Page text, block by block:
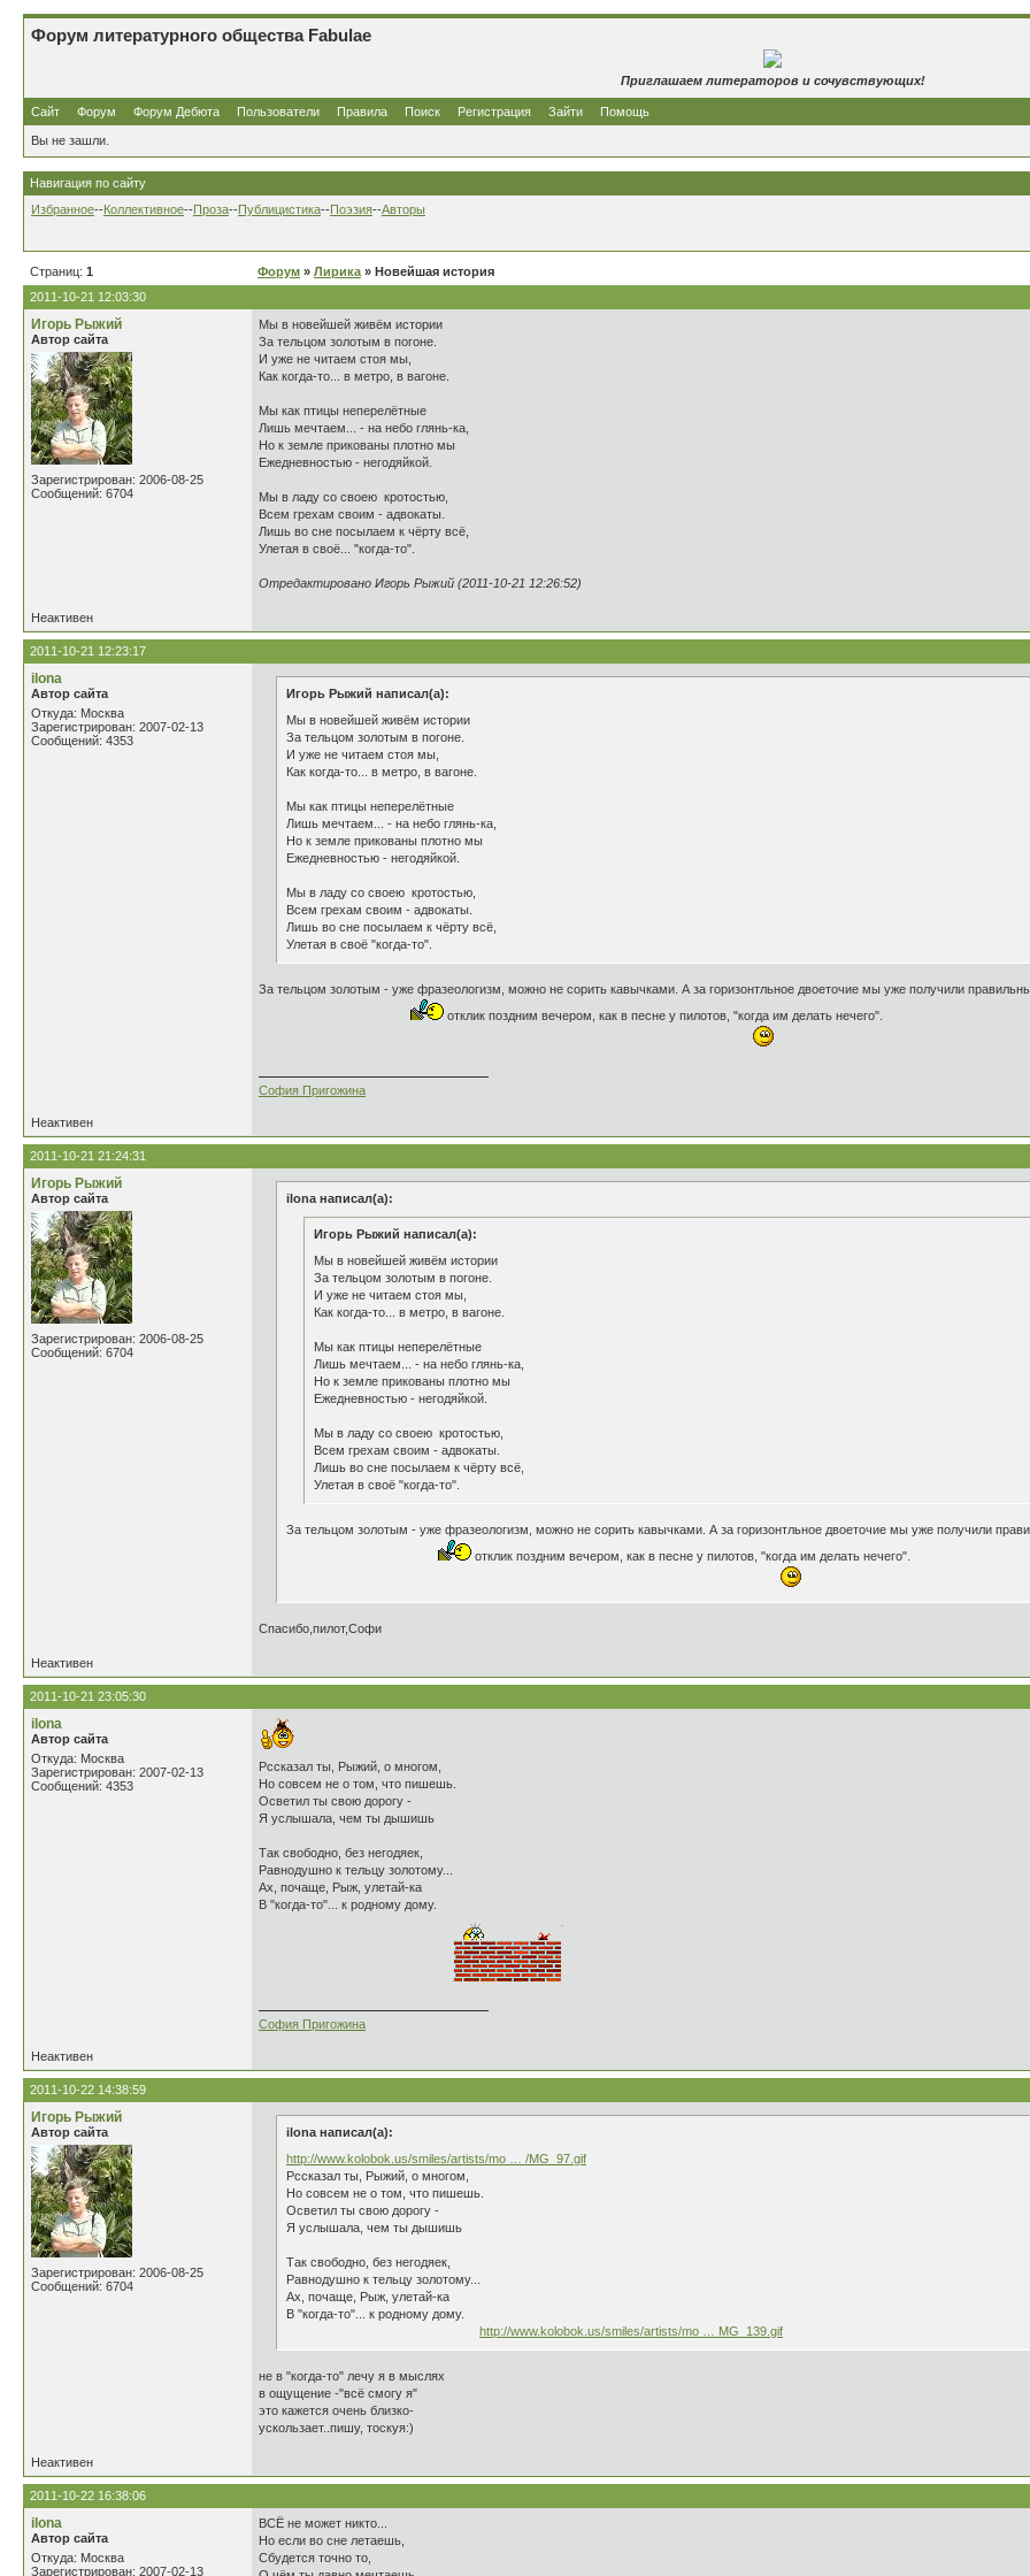
Форум литературного общества Fabulae
Приглашаем литераторов и сочувствующих!
Сайт Форум Форум Дебюта Пользователи Правила Поиск Регистрация Зайти Помощь
Вы не зашли.
Навигация по сайту
Избранное--Коллективное--Проза--Публицистика--Поэзия--Авторы
Страниц: 1 Форум » Лирика » Новейшая история
2011-10-21 12:03:30
Игорь Рыжий
Автор сайта
Зарегистрирован: 2006-08-25
Сообщений: 6704
Мы в новейшей живём истории
За тельцом золотым в погоне.
И уже не читаем стоя мы,
Как когда-то... в метро, в вагоне.
Мы как птицы неперелётные
Лишь мечтаем... - на небо глянь-ка,
Но к земле прикованы плотно мы
Ежедневностью - негодяйкой.
Мы в ладу со своею кротостью,
Всем грехам своим - адвокаты.
Лишь во сне посылаем к чёрту всё,
Улетая в своё... "когда-то".
Отредактировано Игорь Рыжий (2011-10-21 12:26:52)
Неактивен
2011-10-21 12:23:17
ilona
Автор сайта
Откуда: Москва
Зарегистрирован: 2007-02-13
Сообщений: 4353
Игорь Рыжий написал(а):
Мы в новейшей живём истории
За тельцом золотым в погоне.
И уже не читаем стоя мы,
Как когда-то... в метро, в вагоне.
Мы как птицы неперелётные
Лишь мечтаем... - на небо глянь-ка,
Но к земле прикованы плотно мы
Ежедневностью - негодяйкой.
Мы в ладу со своею кротостью,
Всем грехам своим - адвокаты.
Лишь во сне посылаем к чёрту всё,
Улетая в своё "когда-то".
За тельцом золотым - уже фразеологизм, можно не сорить кавычками. А за горизонтльное двоеточие мы уже получили
отклик поздним вечером, как в песне у пилотов, "когда им делать нечего".
София Пригожина
Неактивен
2011-10-21 21:24:31
Игорь Рыжий
Автор сайта
Зарегистрирован: 2006-08-25
Сообщений: 6704
ilona написал(а):
Игорь Рыжий написал(а):
Мы в новейшей живём истории
За тельцом золотым в погоне.
И уже не читаем стоя мы,
Как когда-то... в метро, в вагоне.
Мы как птицы неперелётные
Лишь мечтаем... - на небо глянь-ка,
Но к земле прикованы плотно мы
Ежедневностью - негодяйкой.
Мы в ладу со своею кротостью,
Всем грехам своим - адвокаты.
Лишь во сне посылаем к чёрту всё,
Улетая в своё "когда-то".
За тельцом золотым - уже фразеологизм, можно не сорить кавычками. А за горизонтльное двоеточие мы уже получили
отклик поздним вечером, как в песне у пилотов, "когда им делать нечего".
Спасибо,пилот,Софи
Неактивен
2011-10-21 23:05:30
ilona
Автор сайта
Откуда: Москва
Зарегистрирован: 2007-02-13
Сообщений: 4353
Рссказал ты, Рыжий, о многом,
Но совсем не о том, что пишешь.
Осветил ты свою дорогу -
Я услышала, чем ты дышишь
Так свободно, без негодяек,
Равнодушно к тельцу золотому...
Ах, почаще, Рыж, улетай-ка
В "когда-то"... к родному дому.
София Пригожина
Неактивен
2011-10-22 14:38:59
Игорь Рыжий
Автор сайта
Зарегистрирован: 2006-08-25
Сообщений: 6704
ilona написал(а):
http://www.kolobok.us/smiles/artists/mo … /MG_97.gif
Рссказал ты, Рыжий, о многом,
Но совсем не о том, что пишешь.
Осветил ты свою дорогу -
Я услышала, чем ты дышишь
Так свободно, без негодяек,
Равнодушно к тельцу золотому...
Ах, почаще, Рыж, улетай-ка
В "когда-то"... к родному дому.
http://www.kolobok.us/smiles/artists/mo … MG_139.gif
не в "когда-то" лечу я в мыслях
в ощущение -"всё смогу я"
это кажется очень близко-
ускользает..пишу, тоскуя:)
Неактивен
2011-10-22 16:38:06
ilona
Автор сайта
Откуда: Москва
Зарегистрирован: 2007-02-13
ВСЁ не может никто...
Но если во сне летаешь,
Сбудется точно то,